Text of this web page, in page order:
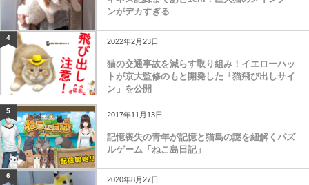
ンがデカすぎる
4 2022年2月23日
猫の交通事故を減らす取り組み！イエローハッ
トが京大監修のもと開発した「猫飛び出しサイ
ン」を公開
5 2017年11月13日
記憶喪失の青年が記憶と猫島の謎を紐解くパズ
ルゲーム「ねこ島日記」
6 2020年8月27日